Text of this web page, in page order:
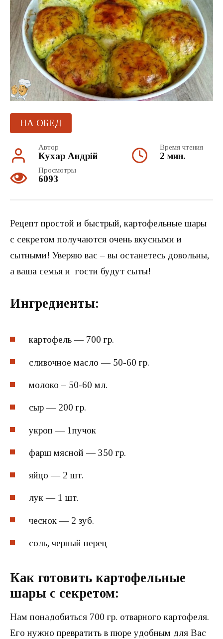
НА ОБЕД
Автор
Кухар Андрій
Время чтения
2 мин.
Просмотры
6093
Рецепт простой и быстрый, картофельные шары
с секретом получаются очень вкусными и
сытными! Уверяю вас – вы останетесь довольны,
а ваша семья и гости будут сыты!
Ингредиенты:
картофель — 700 гр.
сливочное масло — 50-60 гр.
молоко – 50-60 мл.
сыр — 200 гр.
укроп — 1пучок
фарш мясной — 350 гр.
яйцо — 2 шт.
лук — 1 шт.
чеснок — 2 зуб.
соль, черный перец
Как готовить картофельные
шары с секретом:
Нам понадобиться 700 гр. отварного картофеля.
Его нужно превратить в пюре удобным для Вас